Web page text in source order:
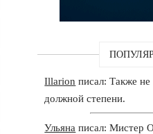
Illarion писал: Также
должной степени.
Ульяна писал: Мистер